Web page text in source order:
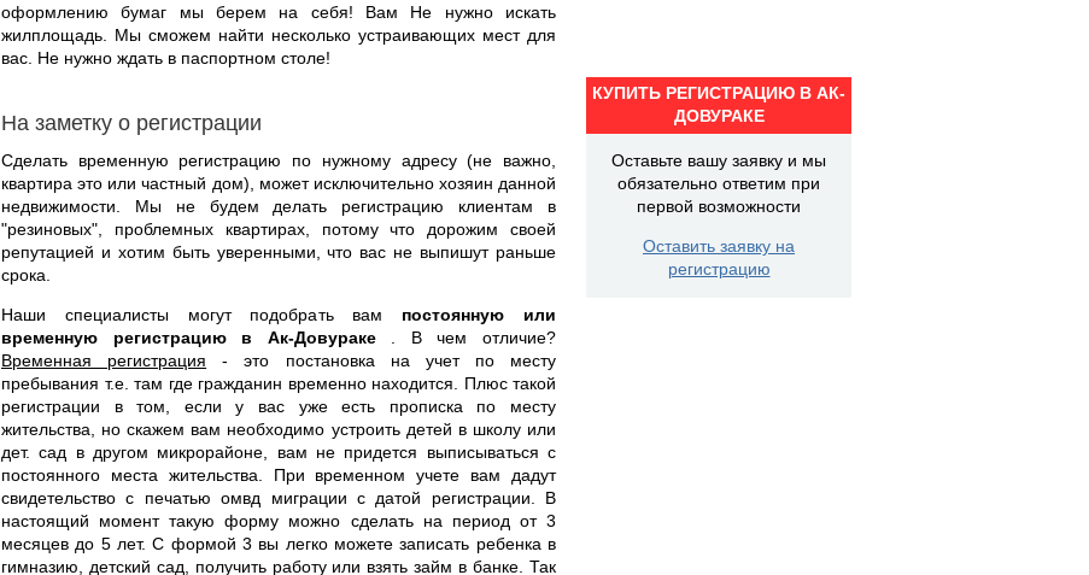
оформлению бумаг мы берем на себя! Вам Не нужно искать
жилплощадь. Мы сможем найти несколько устраивающих мест для
вас. Не нужно ждать в паспортном столе!
На заметку о регистрации
Сделать временную регистрацию по нужному адресу (не важно,
квартира это или частный дом), может исключительно хозяин данной
недвижимости. Мы не будем делать регистрацию клиентам в
"резиновых", проблемных квартирах, потому что дорожим своей
репутацией и хотим быть уверенными, что вас не выпишут раньше
срока.
Наши специалисты могут подобрать вам постоянную или
временную регистрацию в Ак-Довураке
. В чем отличие?
Временная регистрация - это постановка на учет по месту
пребывания т.е. там где гражданин временно находится. Плюс такой
регистрации в том, если у вас уже есть прописка по месту
жительства, но скажем вам необходимо устроить детей в школу или
дет. сад в другом микрорайоне, вам не придется выписываться с
постоянного места жительства. При временном учете вам дадут
свидетельство с печатью омвд миграции с датой регистрации. В
настоящий момент такую форму можно сделать на период от 3
месяцев до 5 лет. С формой 3 вы легко можете записать ребенка в
гимназию, детский сад, получить работу или взять займ в банке. Так
КУПИТЬ РЕГИСТРАЦИЮ В АК-
ДОВУРАКЕ
Оставьте вашу заявку и мы
обязательно ответим при
первой возможности
Оставить заявку на
регистрацию